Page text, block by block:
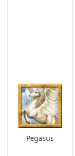
Pegasus